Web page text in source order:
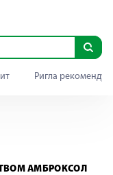
Ригла
АМБРОКСОЛ